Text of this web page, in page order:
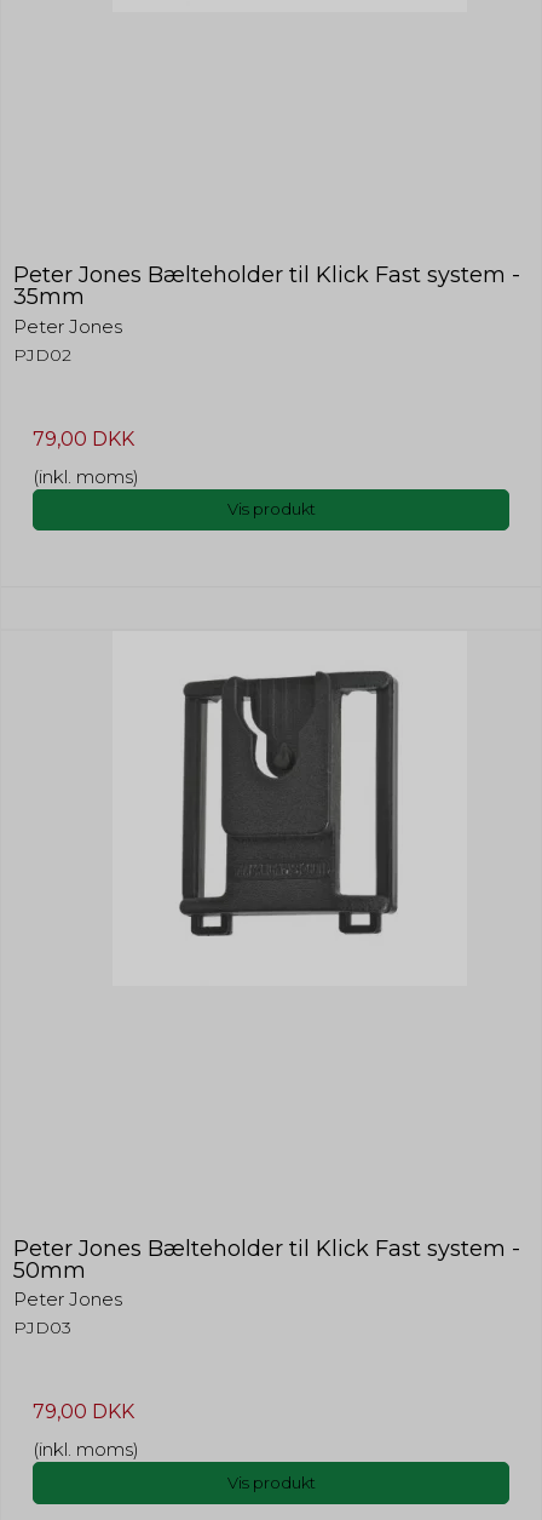
Peter Jones Bælteholder til Klick Fast system -
35mm
Peter Jones
PJD02
79,00 DKK
(inkl. moms)
Vis produkt
Peter Jones Bælteholder til Klick Fast system -
50mm
Peter Jones
PJD03
79,00 DKK
(inkl. moms)
Vis produkt